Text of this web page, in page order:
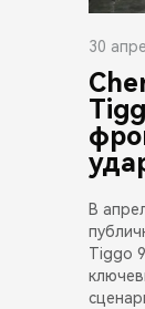
30
В
Tiggo